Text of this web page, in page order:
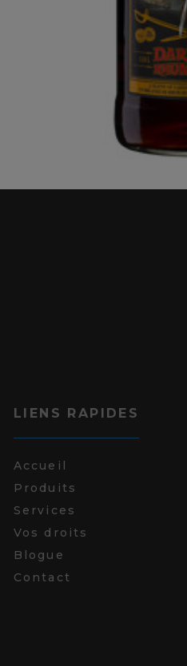
LIENS RAPIDES
Accueil
Produits
Services
Vos droits
Blogue
Contact